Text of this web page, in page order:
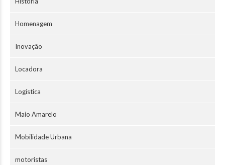
Homenagem
Inovação
Locadora
Logística
Maio Amarelo
Mobilidade Urbana
motoristas